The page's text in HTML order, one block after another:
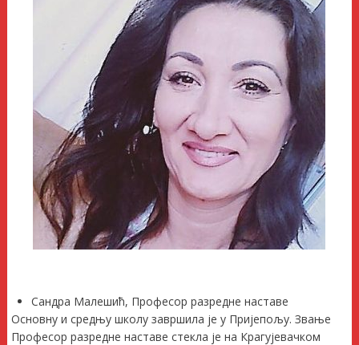
Сандра Малешић, Професор разредне наставе
Основну и средњу школу завршила је у Пријепољу. Звање
Професор разредне наставе стекла је на Крагујевачком